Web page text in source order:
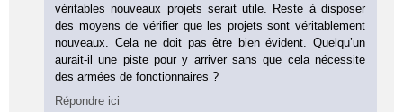
véritables nouveaux projets serait utile. Reste à disposer
des moyens de vérifier que les projets sont véritablement
nouveaux. Cela ne doit pas être bien évident. Quelqu’un
aurait-il une piste pour y arriver sans que cela nécessite
des armées de fonctionnaires ?
Répondre ici